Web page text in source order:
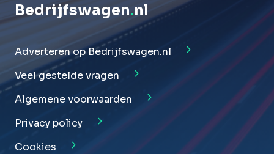
Bedrijfswagen.nl
Adverteren op Bedrijfswagen.nl
Veel gestelde vragen
Algemene voorwaarden
Privacy policy
Cookies